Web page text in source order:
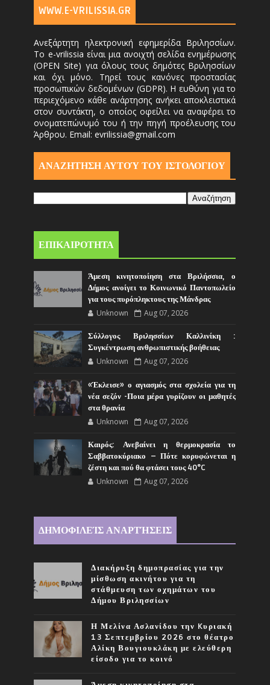
WWW.E-VRILISSIA.GR
Ανεξάρτητη ηλεκτρονική εφημερίδα Βριλησσίων.
Το e-vrilissia είναι μια ανοιχτή σελίδα ενημέρωσης
(OPEN Site) για όλους τους δημότες Βριλησσίων
και όχι μόνο. Τηρεί τους κανόνες προστασίας
προσωπικών δεδομένων (GDPR). Η ευθύνη για το
περιεχόμενο κάθε ανάρτησης ανήκει αποκλειστικά
στον συντάκτη, ο οποίος οφείλει να αναφέρει το
ονοματεπώνυμό του ή την πηγή προέλευσης του
Άρθρου. Email: evrilissia@gmail.com
ΑΝΑΖΗΤΗΣΗ ΑΥΤΟΎ ΤΟΥ ΙΣΤΟΛΟΓΙΟΥ
ΕΠΙΚΑΙΡΟΤΗΤΑ
Άμεση κινητοποίηση στα Βριλήσσια, ο
Δήμος ανοίγει το Κοινωνικό Παντοπωλείο
για τους πυρόπληκτους της Μάνδρας
Unknown Aug 07, 2026
Σύλλογος Βριλησσίων Καλλινίκη :
Συγκέντρωση ανθρωπιστικής βοήθειας
Unknown Aug 07, 2026
«Έκλεισε» ο αγιασμός στα σχολεία για τη
νέα σεζόν -Ποια μέρα γυρίζουν οι μαθητές
στα θρανία
Unknown Aug 07, 2026
Καιρός: Ανεβαίνει η θερμοκρασία το
Σαββατοκύριακο – Πότε κορυφώνεται η
ζέστη και πού θα φτάσει τους 40°C
Unknown Aug 07, 2026
ΔΗΜΟΦΙΛΕΊΣ ΑΝΑΡΤΉΣΕΙΣ
Διακήρυξη δημοπρασίας για την
μίσθωση ακινήτου για τη
στάθμευση των οχημάτων του
Δήμου Βριλησσίων
Η Μελίνα Ασλανίδου την Kυριακή
13 Σεπτεμβρίου 2026 στο θέατρο
Αλίκη Βουγιουκλάκη με ελεύθερη
είσοδο για το κοινό